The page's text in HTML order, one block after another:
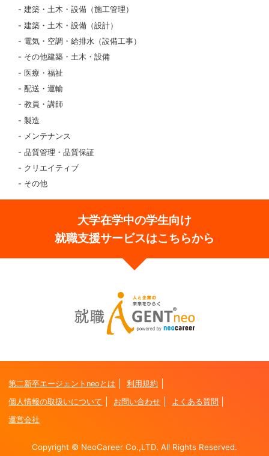
建築・土木・設備（施工管理）
建築・土木・設備（設計）
電気・空調・給排水（設備工事）
その他建築・土木・設備
医療・福祉
配送・運輸
教員・講師
製造
メンテナンス
品質管理・品質保証
クリエイティブ
その他
大学在学中の学生向け
就職支援サービスはこちらから
第二新卒エージェントneoとは
利用規約
個人情報の取扱いについて
お問い合わせ
よくある質問
運営会社
Copyright © NeoCareer Co.,LTD. All Rights Reserved.